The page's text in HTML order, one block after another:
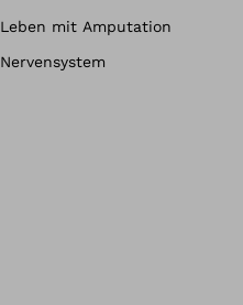
Leben mit Amputation
Nervensystem